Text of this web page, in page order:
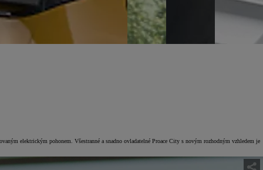
elektrickým pohonem. Všestranné a snadno ovladatelné Proace City s novým rozhodným vzhledem je